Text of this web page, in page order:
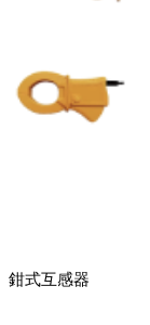
鉗式互感器